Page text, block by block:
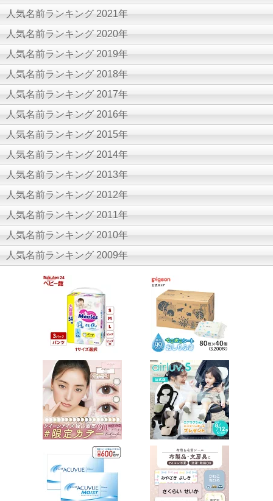
人気名前ランキング 2021年
人気名前ランキング 2020年
人気名前ランキング 2019年
人気名前ランキング 2018年
人気名前ランキング 2017年
人気名前ランキング 2016年
人気名前ランキング 2015年
人気名前ランキング 2014年
人気名前ランキング 2013年
人気名前ランキング 2012年
人気名前ランキング 2011年
人気名前ランキング 2010年
人気名前ランキング 2009年